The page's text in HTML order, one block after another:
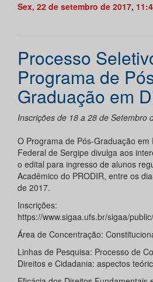
Sex, 22 de setembro de 2017,
Processo
Programa de
Graduação em
Inscrições de 18 a 28 de Setembro
O Programa de Pós-Graduação em
Federal de Sergipe divulga aos
o edital para ingresso de alunos
Acadêmico do PRODIR, entre os
de 2017.
Inscrições:
https://www.sigaa.ufs.br/sigaa/
Área de Concentração:
Linhas de Pesquisa: Processo de
Direitos e Cidadania: aspectos